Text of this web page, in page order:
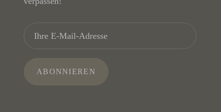
ABONNIEREN